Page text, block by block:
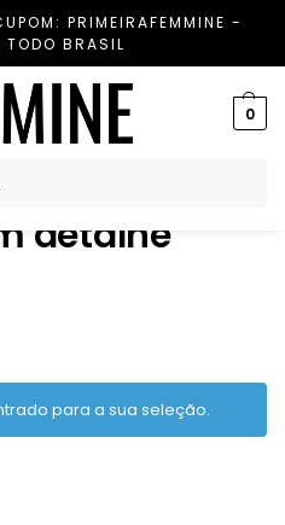
PRIMEIRAFEMMINE -
TODO BRASIL
0
“sapatilha com detalhe dourado”
detalhe
para a sua seleção.